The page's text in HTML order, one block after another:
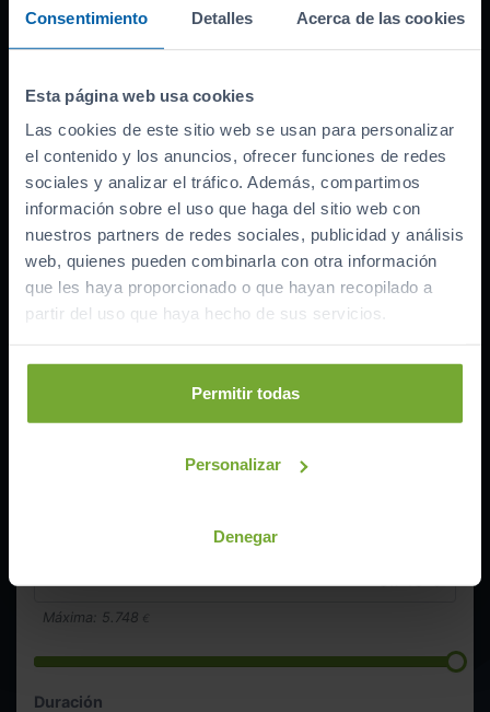
Consentimiento Detalles Acerca de las cookies
Esta página web usa cookies
Las cookies de este sitio web se usan para personalizar
el contenido y los anuncios, ofrecer funciones de redes
sociales y analizar el tráfico. Además, compartimos
información sobre el uso que haga del sitio web con
nuestros partners de redes sociales, publicidad y análisis
web, quienes pueden combinarla con otra información
que les haya proporcionado o que hayan recopilado a
partir del uso que haya hecho de sus servicios.
Permitir todas
Personalizar
Denegar
Máxima: 5.748 €
Duración
Ofrecido por:
Precio del coche (PVP) 25.990
Bonificación por financiar
Entrada inicial 5.748 €
Importe a financiar 17.242
TAE
Documentación necesaria